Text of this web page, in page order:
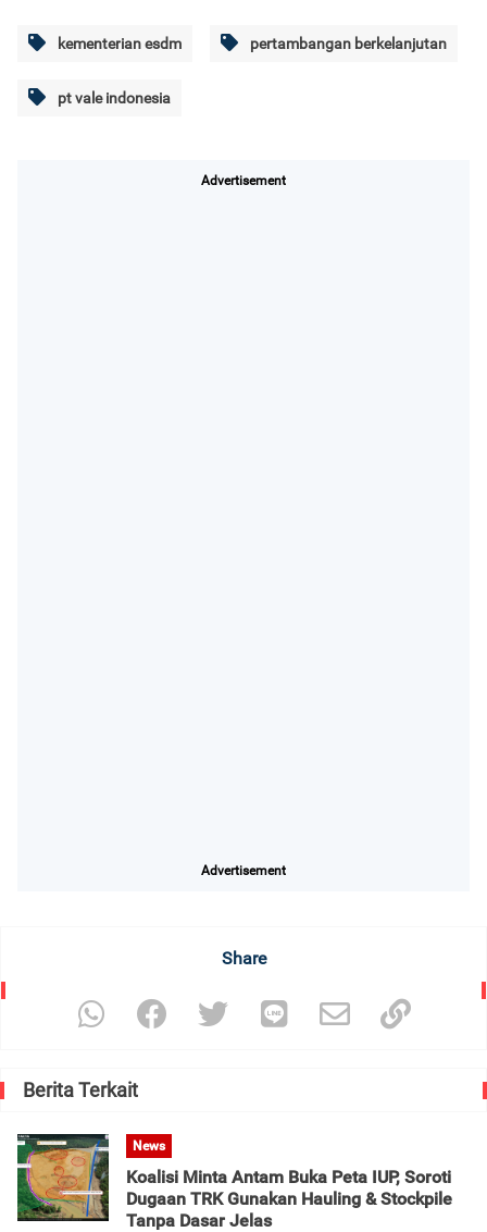
kementerian esdm pertambangan berkelanjutan
pt vale indonesia
Advertisement
Advertisement
Share
Berita Terkait
News
Koalisi Minta Antam Buka Peta IUP, Soroti
Dugaan TRK Gunakan Hauling & Stockpile
Tanpa Dasar Jelas